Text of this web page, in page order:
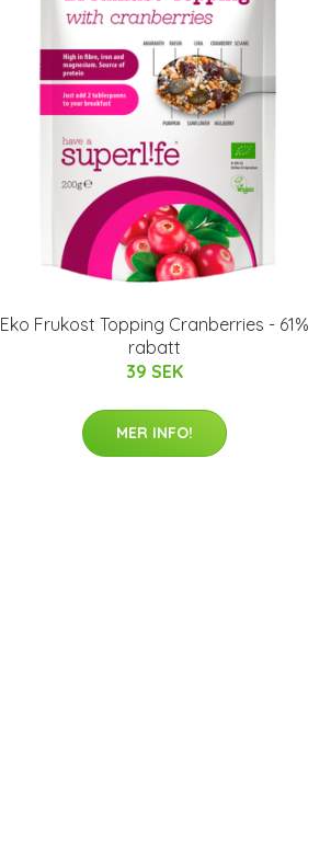
Eko Frukost Topping Cranberries - 61%
rabatt
39 SEK
MER INFO!